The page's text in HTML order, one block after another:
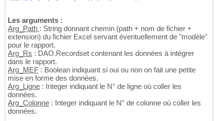
12
14
15
16
17
18
19
20
21
Global
Const xlEdgeTop = 8
Global Const
Global Const xlHairline = 1
Global Const xlInsideVertical = 11
Global
Global
Const xlNone = -4142
Global Const
Global Const xlWorksheet = -4167
Global Const xlRight =
Les arguments :
Arg_Path : String donnant chemin (path + nom de fichier +
extension) du fichier Excel servant éventuellement de "modèle"
pour le rapport.
Arg_Rs : DAO.Recordset contenant les données à intégrer
dans le rapport.
Arg_MEF : Boolean indiquant si oui ou non on fait une petite
mise en forme des données.
Arg_Ligne : Integer indiquant le N° de ligne où coller les
données.
Arg_Colonne : Integer indiquant le N° de colonne où coller les
données.